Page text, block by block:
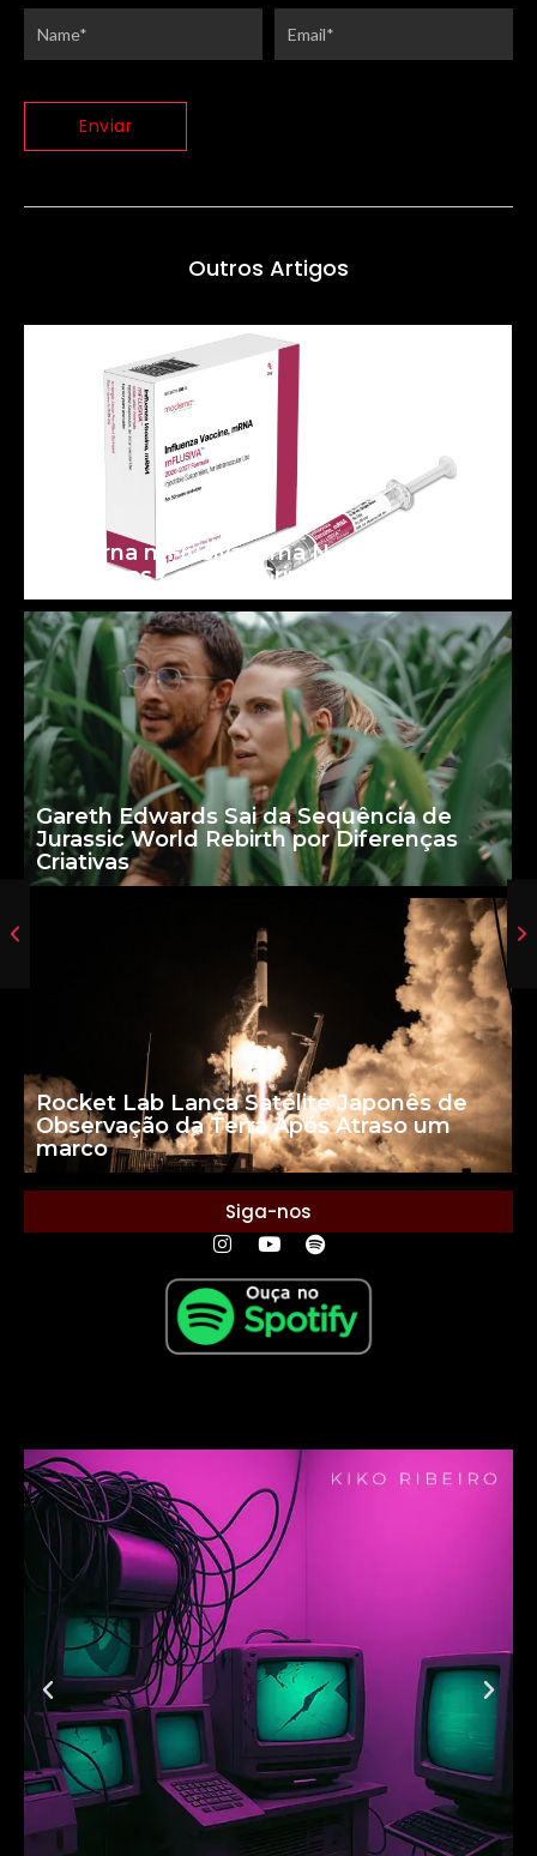
Outros Artigos
Moderna mFlusiva: uma Nova Era para
as Vacinas Contra a Gripe
Gareth Edwards Sai da Sequência de
Jurassic World Rebirth por Diferenças
Criativas
Rocket Lab Lança Satélite Japonês de
Observação da Terra Após Atraso um
marco
Siga-nos